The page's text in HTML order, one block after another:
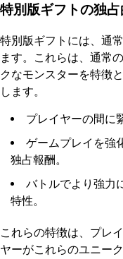
特別版ギフトの独
特別版ギフトには、通
ます。これらは、通常
クなモンスターを特徴
します。
プレイヤーの間に
ゲームプレイを強
独占報酬。
バトルでより強力
特性。
これらの特徴は、プレ
ヤーがこれらのユニー